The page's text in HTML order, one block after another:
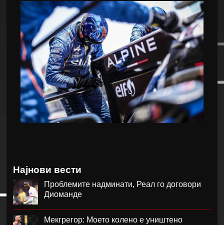
Најнови вести
Проблемите надминати, Реал го договори
Диоманде
Мекгрегор: Моето колено е уништено